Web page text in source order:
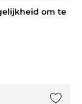
om te